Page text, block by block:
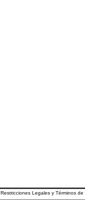
Restricciones Legales y Términos de